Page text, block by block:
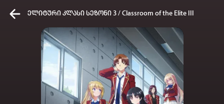
ელიტური კლასი სეზონი 3 / Classroom of the Elite III
კვირის ტოპ 3 მოძებნადი სიტყვა
ONE PIECE Solo Leveling my hero academia